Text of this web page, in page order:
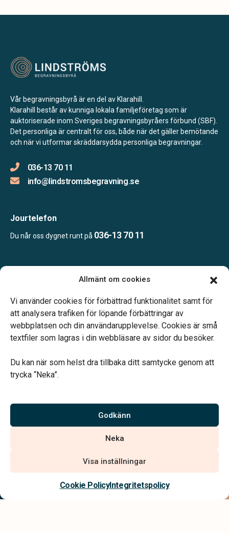
Allmänt om cookies
Vi använder cookies för förbättrad funktionalitet samt för
att analysera trafiken för löpande förbättringar av
webbplatsen och din användarupplevelse. Cookies är små
textfiler som lagras i din webbläsare av sidor du besöker.
Du kan när som helst dra tillbaka ditt samtycke genom att
trycka “Neka”.
Godkänn
Neka
Visa inställningar
Cookie PolicyIntegritetspolicy
Kontakta oss
Vår begravningsbyrå är en del av Klarahill.
Klarahill består av kunniga lokala familjeföretag som är
auktoriserade inom Sveriges begravningsbyråers förbund (SBF).
Det personliga är centralt för oss, både när det gäller bemötande
och när vi utformar skräddarsydda personliga begravningar.
036-13 70 11
info@lindstromsbegravning.se
Jourtelefon
Du når oss dygnet runt på 036-13 70 11
Telefonjour dygnet runt.
Vårt systerbolag Verahill hjälper dig med familjejuridiken –
Vi är auktoriserade av Sveriges Begravningsbyråers Förbund och
har högt ställda krav på utbildning, kvalitet, miljö och arbetsmiljö.